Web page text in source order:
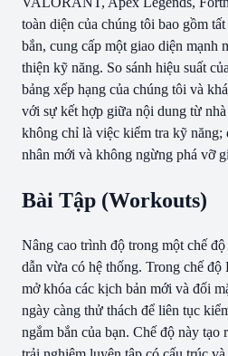
toàn diện của chúng tôi bao gồm
bắn, cung cấp một giao diện mạnh
thiện kỹ năng. So sánh hiệu suất
bảng xếp hạng của chúng tôi và
với sự kết hợp giữa nội dung từ
không chỉ là việc kiểm tra kỹ
nhân mới và không ngừng phá vỡ
Bài Tập (Workouts)
Nâng cao trình độ trong một chế
dẫn vừa có hệ thống. Trong chế độ
mở khóa các kịch bản mới và đối
ngày càng thử thách để liên tục
ngắm bắn của bạn. Chế độ này tạo